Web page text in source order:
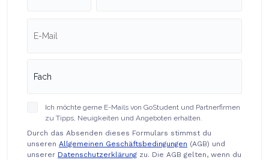
Ich möchte gerne E-Mails von GoStudent und Partnerfirmen
zu Tipps, Neuigkeiten und Angeboten erhalten.
Durch das Absenden dieses Formulars stimmst du
unseren Allgemeinen Geschäftsbedingungen (AGB) und
unserer Datenschutzerklärung zu. Die AGB gelten, wenn du